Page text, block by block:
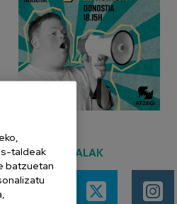
SARE SOZIALAK
taldeak
batzuetan